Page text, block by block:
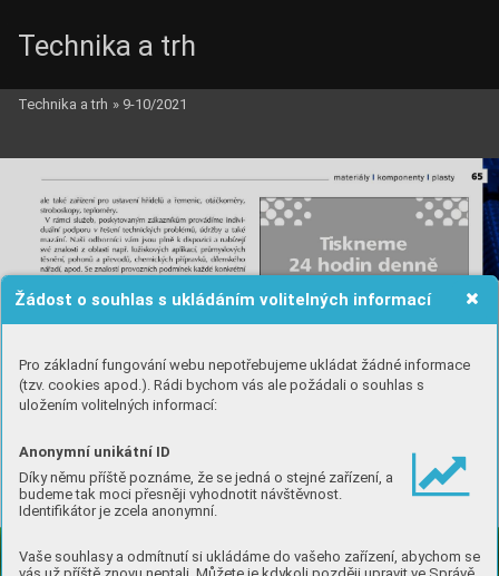
Žádost o souhlas s ukládáním volitelných informací
Pro základní fungování webu nepotřebujeme ukládat žádné informace
(tzv. cookies apod.). Rádi bychom vás ale požádali o souhlas s
uložením volitelných informací:
Anonymní unikátní ID
Díky němu příště poznáme, že se jedná o stejné zařízení, a
budeme tak moci přesněji vyhodnotit návštěvnost.
Identifikátor je zcela anonymní.
Vaše souhlasy a odmítnutí si ukládáme do vašeho zařízení, abychom se
Technika a trh
Technika a trh » 9-10/2021